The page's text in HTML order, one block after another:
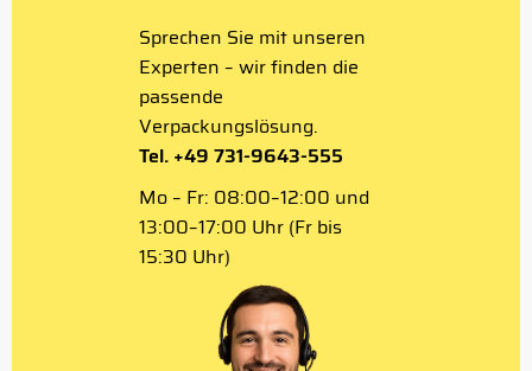
Sprechen Sie mit unseren
Experten – wir finden die
passende
Verpackungslösung.
Tel. +49 731-9643-555
Mo – Fr: 08:00–12:00 und
13:00–17:00 Uhr (Fr bis
15:30 Uhr)